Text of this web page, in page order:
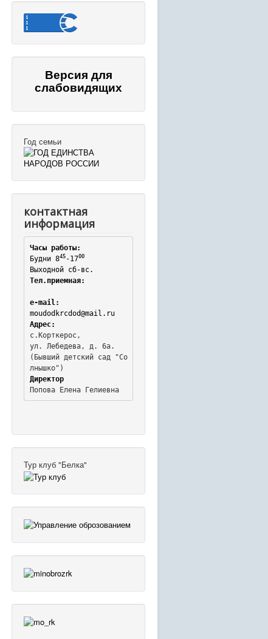
Версия для
слабовидящих
Год семьи
контактная
информация
Часы работы:
Будни 845-1700
Выходной сб-вс.
Тел.приемная:
e-mail:
moudodkrcdod@mail.ru
Адрес:
с.Корткерос,
ул. Лебедева, д. 6а.
(Бывший детский сад "Со
Директор
Попова Елена Гелиевна
Тур клуб "Белка"